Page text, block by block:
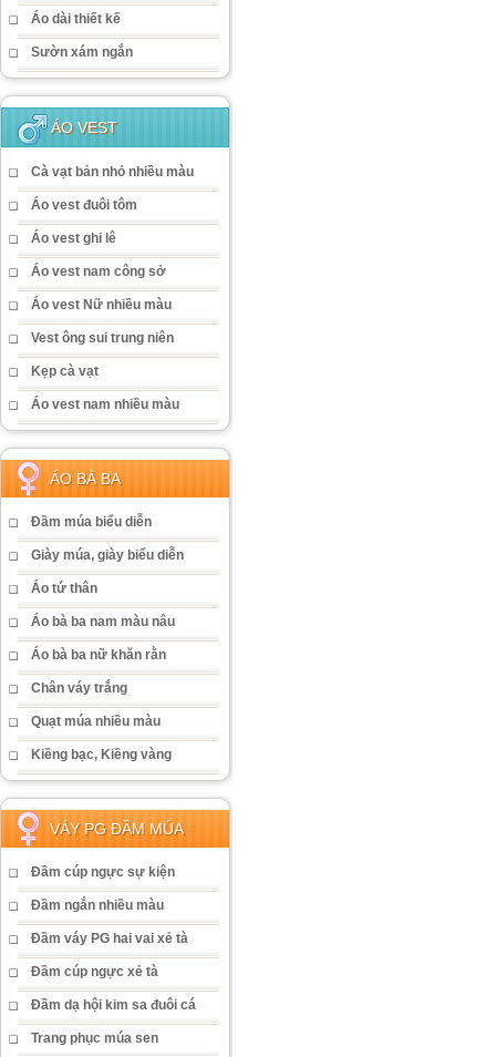
Áo dài thiết kế
Sườn xám ngắn
ÁO VEST
Cà vạt bản nhỏ nhiều màu
Áo vest đuôi tôm
Áo vest ghi lê
Áo vest nam công sở
Áo vest Nữ nhiều màu
Vest ông sui trung niên
Kẹp cà vạt
Áo vest nam nhiều màu
ÁO BÀ BA
Đầm múa biểu diễn
Giày múa, giày biểu diễn
Áo tứ thân
Áo bà ba nam màu nâu
Áo bà ba nữ khăn rằn
Chân váy trắng
Quạt múa nhiều màu
Kiềng bạc, Kiềng vàng
VÁY PG ĐẦM MÚA
Đầm cúp ngực sự kiện
Đầm ngắn nhiều màu
Đầm váy PG hai vai xẻ tà
Đầm cúp ngực xẻ tà
Đầm dạ hội kim sa đuôi cá
Trang phục múa sen